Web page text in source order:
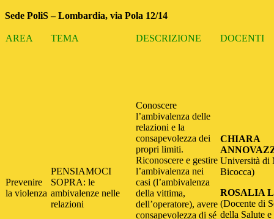
Sede PoliS – Lombardia, via Pola 12/14
AREA TEMA DESCRIZIONE DOCENTI
Prevenire
la violenza
PENSIAMOCI
SOPRA: le
ambivalenze nelle
relazioni
Conoscere
l’ambivalenza delle
relazioni e la
consapevolezza dei
propri limiti.
Riconoscere e gestire
l’ambivalenza nei
casi (l’ambivalenza
della vittima,
dell’operatore), avere
consapevolezza di sé
CHIARA
Università di
Bicocca)
ROSALIA
(Docente di
della Salute e